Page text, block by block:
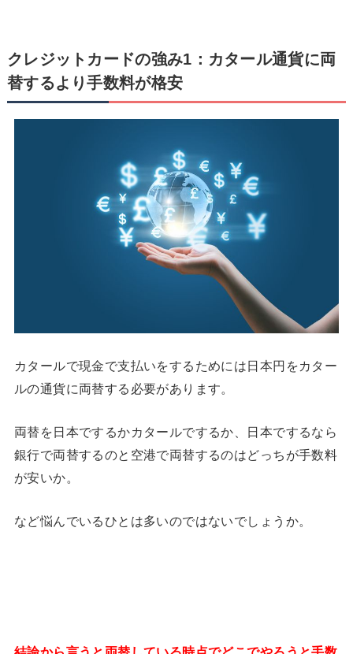
クレジットカードの強み1：カタール通貨に両
替するより手数料が格安
カタールで現金で支払いをするためには日本円をカター
ルの通貨に両替する必要があります。
両替を日本でするかカタールでするか、日本でするなら
銀行で両替するのと空港で両替するのはどっちが手数料
が安いか。
など悩んでいるひとは多いのではないでしょうか。